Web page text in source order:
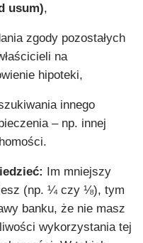
usum),
zgody pozostałych
na
hipoteki,
innego
– np. innej
Im mniejszy
(np. ¼ czy ⅛), tym
banku, że nie masz
wykorzystania tej